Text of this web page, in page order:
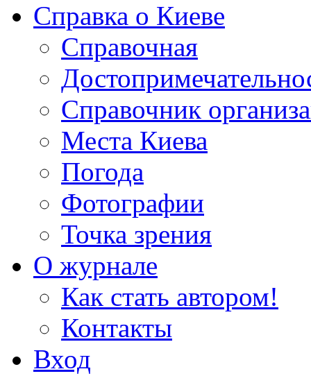
Справка о Киеве
Справочная
Справочник
Места Киева
Погода
Фотографии
Точка зрения
О журнале
Как стать автором!
Контакты
Вход